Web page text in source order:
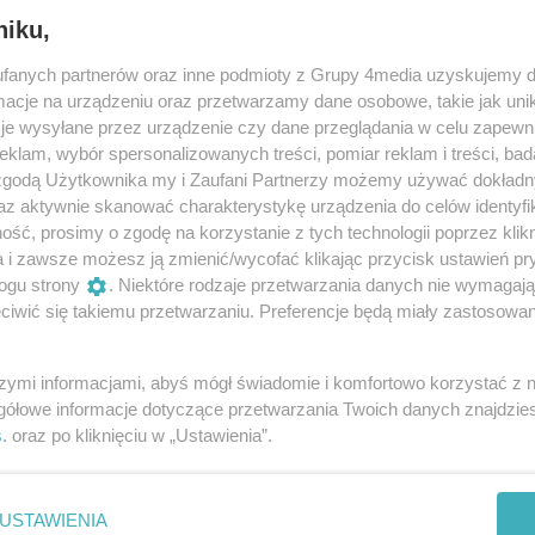
edycję otwartych Mistrzostw Bydgoszczy dla dzieci i
rolkach. Impreza odbędzie się 11 maja 2019 r. w
- Technologicznym przy ul. Milcherta 10.
1 1
Bydgoszcz vs KKS Kalisz
dla większości oznacza urlop i odpoczynek. Piłkarze
Bydgoszcz spędzą najbliższe dni zupełnie inaczej -
i zmierzą się z wiceliderem oraz liderem rozgrywek
1
wojowników na
w Brazylijskim Jiu-Jitsu
zostały w Luboniu k/ Poznania Mistrzostwa Europy w
4 7
partnerów oraz inne podmioty z Grupy 4media uzyskujemy
na urządzeniu oraz przetwarzamy dane osobowe, takie jak
wysyłane przez urządzenie czy dane przeglądania w celu
wybór spersonalizowanych treści, pomiar reklam i treści,
Użytkownika my i Zaufani Partnerzy możemy używać
aktywnie skanować charakterystykę urządzenia do celów
prosimy o zgodę na korzystanie z tych technologii poprzez
i zawsze możesz ją zmienić/wycofać klikając przycisk ustawień
strony
. Niektóre rodzaje przetwarzania danych nie
się takiemu przetwarzaniu. Preferencje będą miały
informacjami, abyś mógł świadomie i komfortowo korzystać z
informacje dotyczące przetwarzania Twoich danych
. oraz po kliknięciu w „Ustawienia”.
USTAWIENIA